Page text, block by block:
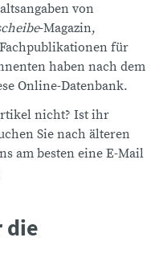
von
-Magazin,
für
haben nach dem
Online-Datenbank.
nicht? Ist ihr
Sie nach älteren
am besten eine E-Mail
die